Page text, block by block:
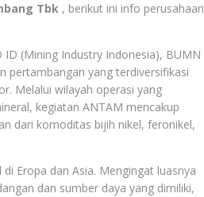
Tbk , berikut ini info perusahaan
(Mining Industry Indonesia), BUMN
pertambangan yang terdiversifikasi
Melalui wilayah operasi yang
kegiatan ANTAM mencakup
dari komoditas bijih nikel, feronikel,
Eropa dan Asia. Mengingat luasnya
dan sumber daya yang dimiliki,